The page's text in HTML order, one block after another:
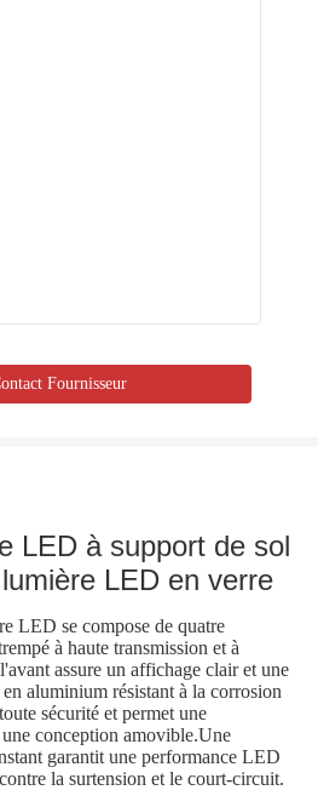
Fournisseur
LED à support de sol
LED en verre
LED se compose de quatre
à haute transmission et à
assure un affichage clair et une
aluminium résistant à la corrosion
sécurité et permet une
conception amovible.Une
garantit une performance LED
la surtension et le court-circuit.